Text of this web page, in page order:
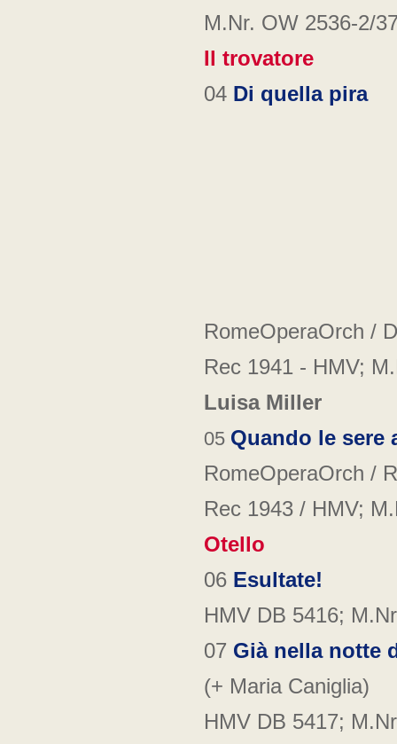
M.Nr. OW 2536-2/
Il trovatore
04 Di quella pira
RomeOperaOrch /
Rec 1941 - HMV;
Luisa Miller
05 Quando le sere
RomeOperaOrch /
Rec 1943 / HMV;
Otello
06 Esultate!
HMV DB 5416;
07 Già nella notte
(+ Maria Caniglia)
HMV DB 5417;